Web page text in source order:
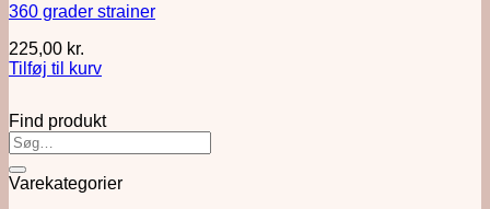
360 grader strainer
225,00 kr.
Tilføj til kurv
Find produkt
Varekategorier